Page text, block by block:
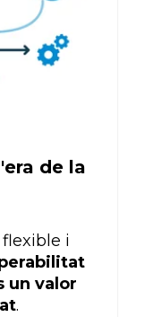
de la
i
un valor
.